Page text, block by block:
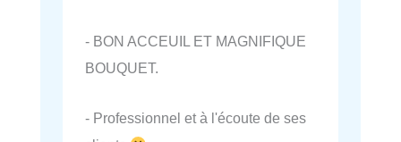
- BON ACCEUIL ET MAGNIFIQUE
BOUQUET.
- Professionnel et à l'écoute de ses